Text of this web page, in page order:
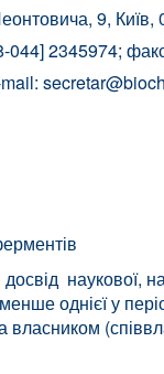
9,
044] 2345974;
наукової,
однієї у